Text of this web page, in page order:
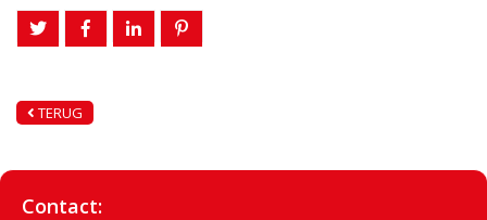
TERUG
Contact: